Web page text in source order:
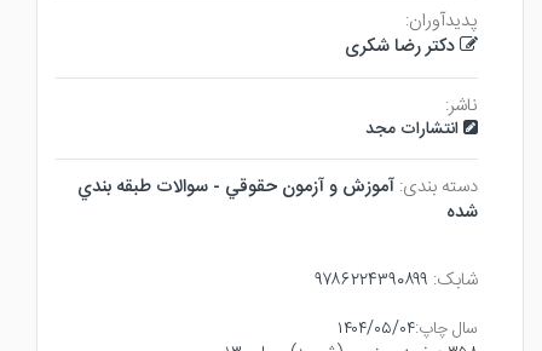
پدیدآوران:
دکتر رضا شکری
ناشر:
انتشارات مجد
دسته بندی: آموزش و آزمون حقوقي - سوالات طبقه بندي
شده
شابک: ۹۷۸۶۲۲۴۳۹۰۸۹۹
سال چاپ:۱۴۰۴/۰۵/۰۴